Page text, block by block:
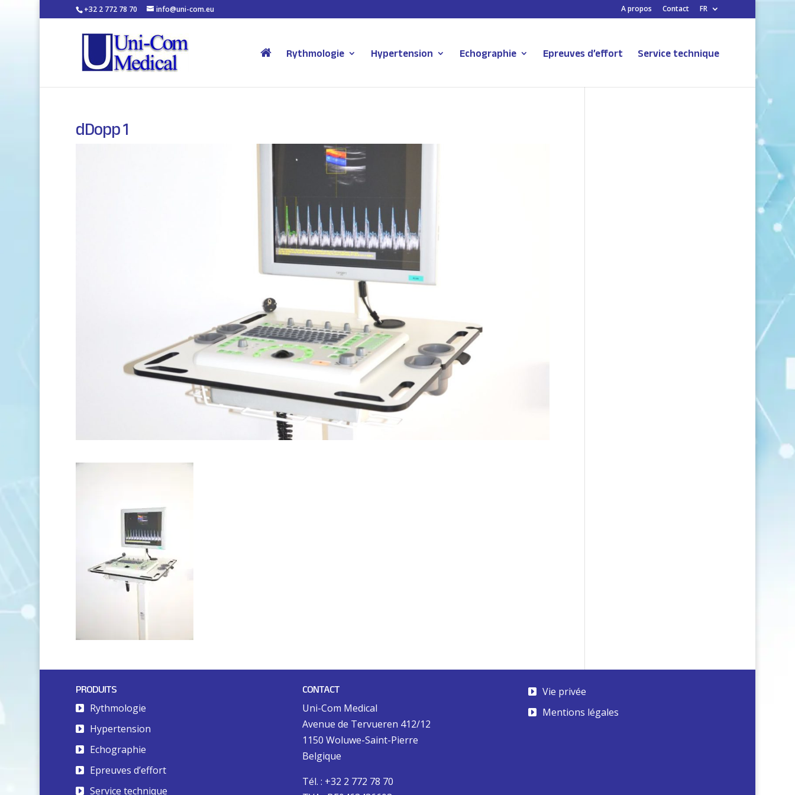
+32 2 772 78 70 info@uni-com.eu A propos Contact FR
Rythmologie Hypertension Echographie Epreuves d’effort Service technique
dDopp 1
PRODUITS
Rythmologie
Hypertension
Echographie
Epreuves d’effort
Service technique
CONTACT
Uni-Com Medical
Avenue de Tervueren 412/12
1150 Woluwe-Saint-Pierre
Belgique
Tél. : +32 2 772 78 70
Vie privée
Mentions légales